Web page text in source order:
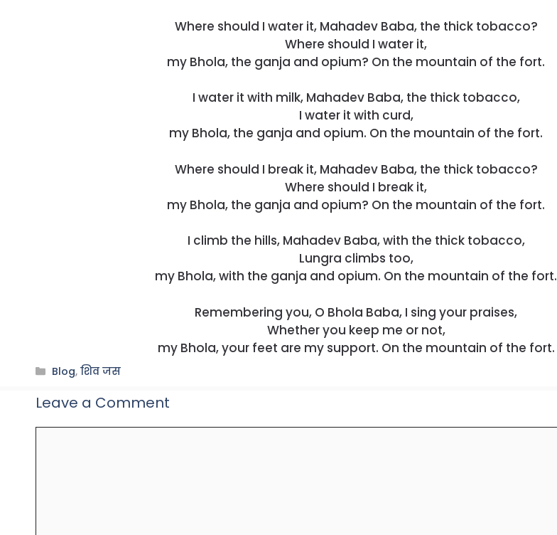
Where should I water it, Mahadev Baba, the thick tobacco?
Where should I water it,
my Bhola, the ganja and opium? On the mountain of the fort.
I water it with milk, Mahadev Baba, the thick tobacco,
I water it with curd,
my Bhola, the ganja and opium. On the mountain of the fort.
Where should I break it, Mahadev Baba, the thick tobacco?
Where should I break it,
my Bhola, the ganja and opium? On the mountain of the fort.
I climb the hills, Mahadev Baba, with the thick tobacco,
Lungra climbs too,
my Bhola, with the ganja and opium. On the mountain of the fort.
Remembering you, O Bhola Baba, I sing your praises,
Whether you keep me or not,
my Bhola, your feet are my support. On the mountain of the fort.
Categories
Blog,शिव जस
Leave a Comment